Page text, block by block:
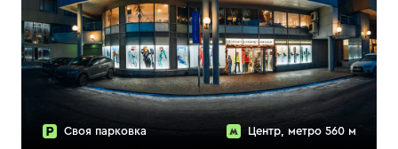
Своя парковка Центр, метро 560 м